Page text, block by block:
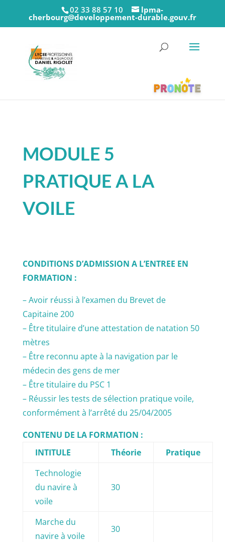
02 33 88 57 10 lpma-
cherbourg@developpement-durable.gouv.fr
MODULE 5
PRATIQUE A LA
VOILE
CONDITIONS D’ADMISSION A L’ENTREE EN
FORMATION :
– Avoir réussi à l’examen du Brevet de
Capitaine 200
– Être titulaire d’une attestation de natation 50
mètres
– Être reconnu apte à la navigation par le
médecin des gens de mer
– Être titulaire du PSC 1
– Réussir les tests de sélection pratique voile,
conformément à l’arrêté du 25/04/2005
CONTENU DE LA FORMATION :
INTITULE
Théorie
Pratique
Technologie
du navire à
voile
30
Marche du
navire à voile
30